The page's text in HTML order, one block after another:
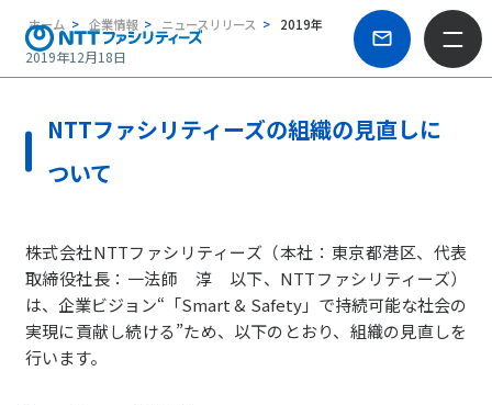
ホーム 企業情報 ニュースリリース 2019年
2019年12月18日
NTTファシリティーズの組織の見直しに
ついて
株式会社NTTファシリティーズ（本社：東京都港区、代表
取締役社長：一法師 淳 以下、NTTファシリティーズ）
は、企業ビジョン“「Smart & Safety」で持続可能な社会の
実現に貢献し続ける”ため、以下のとおり、組織の見直しを
行います。